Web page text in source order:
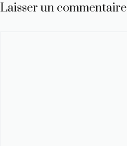
Laisser un commentaire